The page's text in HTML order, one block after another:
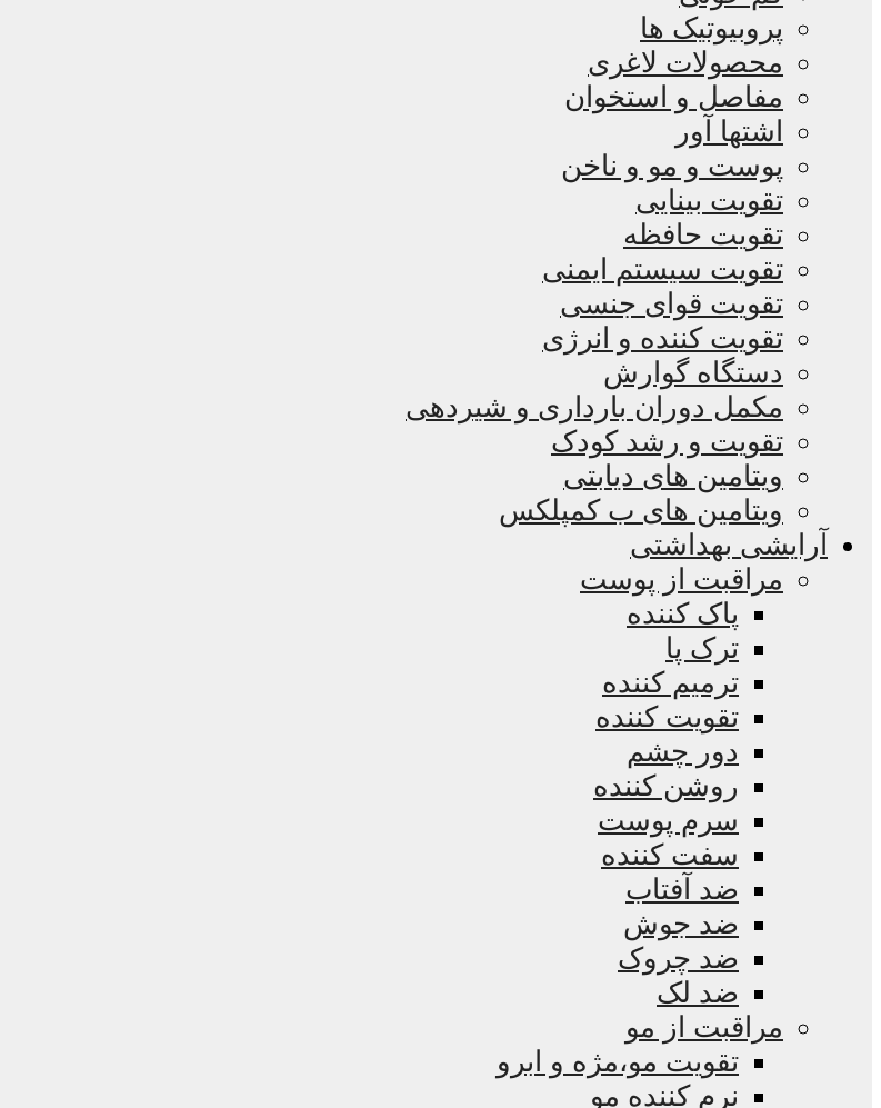
پروبیوتیک ها
محصولات لاغری
مفاصل و استخوان
اشتها آور
پوست و مو و ناخن
تقویت بینایی
تقویت حافظه
تقویت سیستم ایمنی
تقویت قوای جنسی
تقویت کننده و انرژی
دستگاه گوارش
مکمل دوران بارداری و شیردهی
تقویت و رشد کودک
ویتامین های دیابتی
ویتامین های ب کمپلکس
آرایشی بهداشتی
مراقبت از پوست
پاک کننده
ترک پا
ترمیم کننده
تقویت کننده
دور چشم
روشن کننده
سرم پوست
سفت کننده
ضد آفتاب
ضد جوش
ضد چروک
ضد لک
مراقبت از مو
تقویت مو،مژه و ابرو
نرم کننده مو